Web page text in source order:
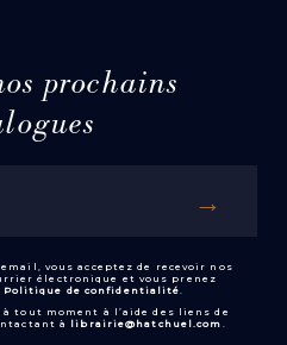
prochains
vous acceptez de recevoir nos
électronique et vous prenez
Politique de confidentialité.
tout moment à l’aide des liens de
à librairie@hatchuel.com .